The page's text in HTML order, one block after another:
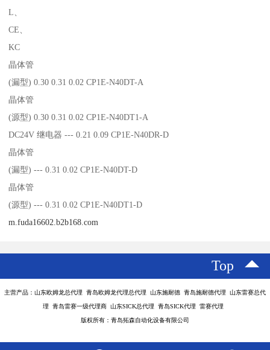
L、
CE、
KC
晶体管
(漏型) 0.30 0.31 0.02 CP1E-N40DT-A
晶体管
(源型) 0.30 0.31 0.02 CP1E-N40DT1-A
DC24V 继电器 --- 0.21 0.09 CP1E-N40DR-D
晶体管
(漏型) --- 0.31 0.02 CP1E-N40DT-D
晶体管
(源型) --- 0.31 0.02 CP1E-N40DT1-D
m.fuda16602.b2b168.com
Top
主营产品：山东欧姆龙总代理 青岛欧姆龙代理总代理 山东施耐德 青岛施耐德代理 山东雷赛总代
理 青岛雷赛一级代理商 山东SICK总代理 青岛SICK代理 雷赛代理
版权所有：青岛拓森自动化设备有限公司